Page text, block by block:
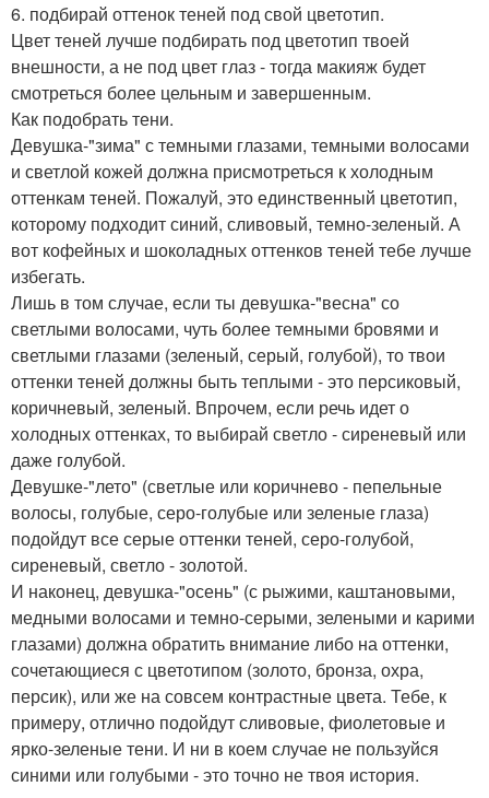
6. подбирай оттенок теней под свой цветотип.
Цвет теней лучше подбирать под цветотип твоей
внешности, а не под цвет глаз - тогда макияж будет
смотреться более цельным и завершенным.
Как подобрать тени.
Девушка-"зима" с темными глазами, темными волосами
и светлой кожей должна присмотреться к холодным
оттенкам теней. Пожалуй, это единственный цветотип,
которому подходит синий, сливовый, темно-зеленый. А
вот кофейных и шоколадных оттенков теней тебе лучше
избегать.
Лишь в том случае, если ты девушка-"весна" со
светлыми волосами, чуть более темными бровями и
светлыми глазами (зеленый, серый, голубой), то твои
оттенки теней должны быть теплыми - это персиковый,
коричневый, зеленый. Впрочем, если речь идет о
холодных оттенках, то выбирай светло - сиреневый или
даже голубой.
Девушке-"лето" (светлые или коричнево - пепельные
волосы, голубые, серо-голубые или зеленые глаза)
подойдут все серые оттенки теней, серо-голубой,
сиреневый, светло - золотой.
И наконец, девушка-"осень" (с рыжими, каштановыми,
медными волосами и темно-серыми, зелеными и карими
глазами) должна обратить внимание либо на оттенки,
сочетающиеся с цветотипом (золото, бронза, охра,
персик), или же на совсем контрастные цвета. Тебе, к
примеру, отлично подойдут сливовые, фиолетовые и
ярко-зеленые тени. И ни в коем случае не пользуйся
синими или голубыми - это точно не твоя история.